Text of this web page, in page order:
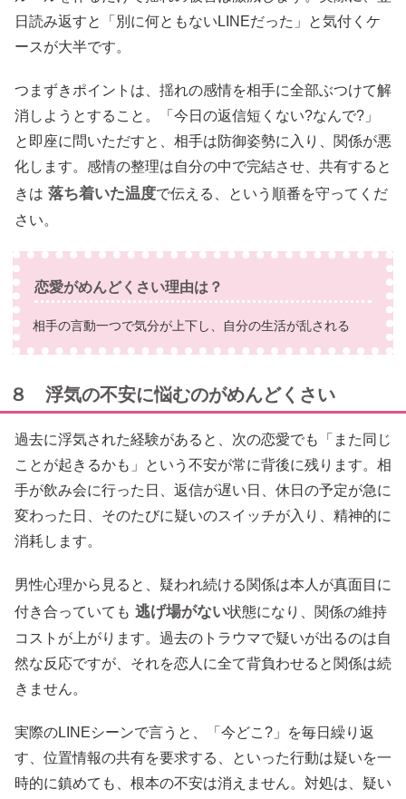
日読み返すと「別に何ともないLINEだった」と気付くケ
ースが大半です。
つまずきポイントは、揺れの感情を相手に全部ぶつけて解
消しようとすること。「今日の返信短くない?なんで?」
と即座に問いただすと、相手は防御姿勢に入り、関係が悪
化します。感情の整理は自分の中で完結させ、共有すると
きは 落ち着いた温度で伝える、という順番を守ってくだ
さい。
恋愛がめんどくさい理由は？
相手の言動一つで気分が上下し、自分の生活が乱される
８ 浮気の不安に悩むのがめんどくさい
過去に浮気された経験があると、次の恋愛でも「また同じ
ことが起きるかも」という不安が常に背後に残ります。相
手が飲み会に行った日、返信が遅い日、休日の予定が急に
変わった日、そのたびに疑いのスイッチが入り、精神的に
消耗します。
男性心理から見ると、疑われ続ける関係は本人が真面目に
付き合っていても 逃げ場がない状態になり、関係の維持
コストが上がります。過去のトラウマで疑いが出るのは自
然な反応ですが、それを恋人に全て背負わせると関係は続
きません。
実際のLINEシーンで言うと、「今どこ?」を毎日繰り返
す、位置情報の共有を要求する、といった行動は疑いを一
時的に鎮めても、根本の不安は消えません。対処は、疑い